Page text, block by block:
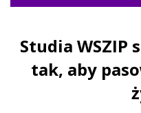
Studia WSZIP
tak, aby